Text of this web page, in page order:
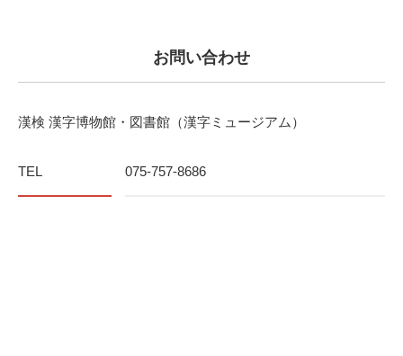
お問い合わせ
漢検 漢字博物館・図書館（漢字ミュージアム）
TEL 075-757-8686